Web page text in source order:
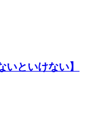
といけない】